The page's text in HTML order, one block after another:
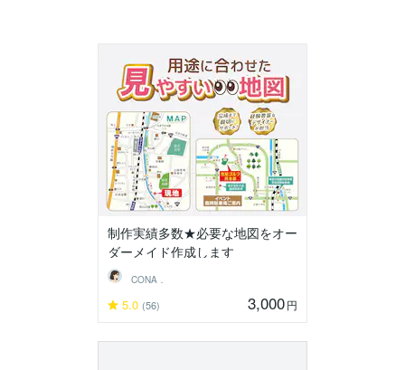
制作実績多数★必要な地図をオー
ダーメイド作成します
CONA．
5.0 (56) 3,000円